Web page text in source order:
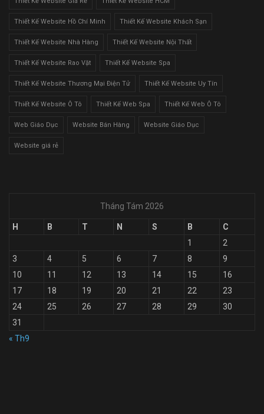
Thiết Kế Website Hồ Chí Minh Thiết Kế Website Khách Sạn
Thiết Kế Website Nhà Hàng Thiết Kế Website Nội Thất
Thiết Kế Website Rao Vặt Thiết Kế Website Spa
Thiết Kế Website Thương Mại Điện Tử Thiết Kế Website Uy Tín
Thiết Kế Website Ô Tô Thiết Kế Web Spa Thiết Kế Web Ô Tô
Web Giáo Dục Website Bán Hàng Website Giáo Dục
Website giá rẻ
Tháng Tám 2026
H B T N S B
C
1
2
3
4 5 6 7 8
9
10
11 12 13 14 15
16
17
18 19 20 21 22
23
24
25 26 27 28 29
30
31
« Th9